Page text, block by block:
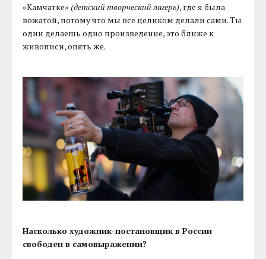
«Камчатке»(детский творческий лагерь), где я была
вожатой, потому что мы все целиком делали сами. Ты
один делаешь одно произведение, это ближе к
живописи, опять же.
Насколько художник-постановщик в России
свободен в самовыражении?